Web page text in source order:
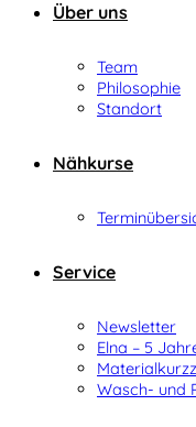
Über uns
Team
Philosophie
Standort
Nähkurse
Service
Newsletter
Elna – 5
Wasch- und